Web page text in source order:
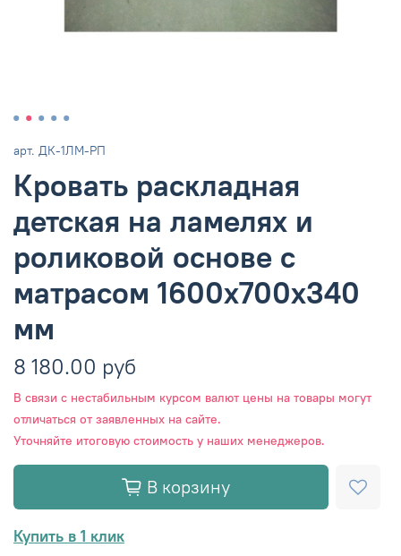
арт. ДК-1ЛМ-РП
Кровать раскладная
детская на ламелях и
роликовой основе с
матрасом 1600x700x340
мм
8 180.00 руб
В связи с нестабильным курсом валют цены на товары могут
отличаться от заявленных на сайте.
Уточняйте итоговую стоимость у наших менеджеров.
В корзину
Купить в 1 клик